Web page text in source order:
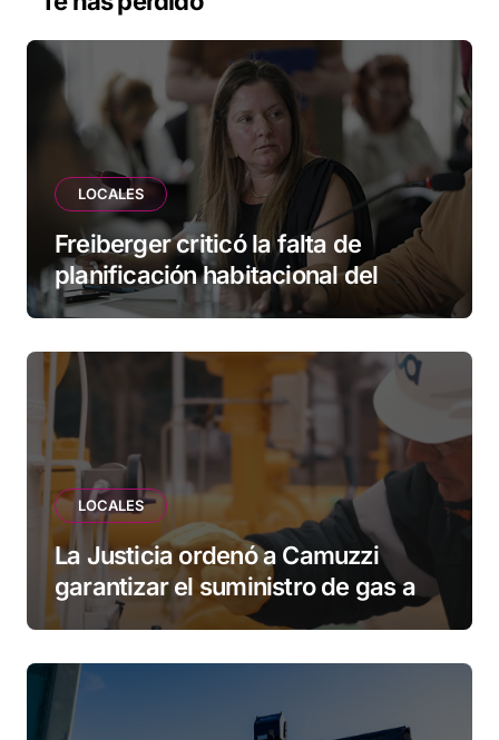
LOCALES
Freiberger criticó la falta de
planificación habitacional del
Municipio: “Vuoto deja afuera a
esperando”
LOCALES
La Justicia ordenó a Camuzzi
garantizar el suministro de gas a
una familia de Tolhuin